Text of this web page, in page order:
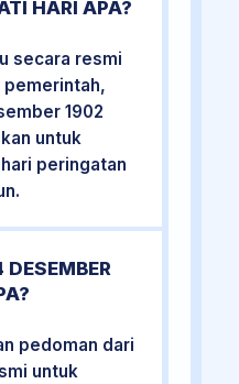
HARI APA?
secara resmi
1902
untuk
peringatan
pedoman dari
untuk